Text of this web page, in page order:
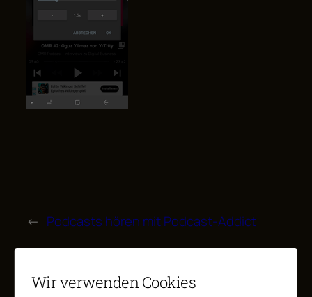
← Podcasts hören mit Podcast-Addict
Wir verwenden Cookies